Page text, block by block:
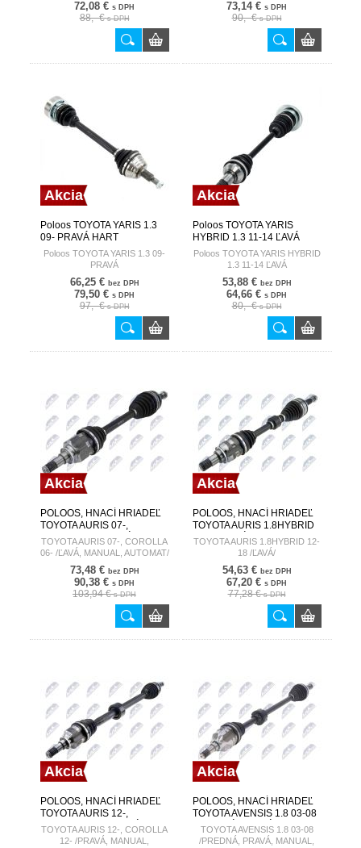
72,08 € s DPH
88,- €s DPH
73,14 € s DPH
90,- €s DPH
Akcia
Poloos TOYOTA YARIS 1.3
09- PRAVÁ HART
Poloos TOYOTA YARIS 1.3 09-
PRAVÁ
66,25 € bez DPH
79,50 € s DPH
97,- €s DPH
Akcia
Poloos TOYOTA YARIS
HYBRID 1.3 11-14 ĽAVÁ
HART
Poloos TOYOTA YARIS HYBRID
1.3 11-14 ĽAVÁ
53,88 € bez DPH
64,66 € s DPH
80,- €s DPH
Akcia
POLOOS, HNACÍ HRIADEĽ
TOYOTA AURIS 07-,
COROLLA 06- /ĽAVÁ,
MANUAL, AUTOMAT/ 43420-
TOYOTA AURIS 07-, COROLLA
06- /ĽAVÁ, MANUAL, AUTOMAT/
73,48 € bez DPH
90,38 € s DPH
103,94 €s DPH
Akcia
POLOOS, HNACÍ HRIADEĽ
TOYOTA AURIS 1.8HYBRID
12-18 /ĽAVÁ/ 4342002A90
TOYOTA AURIS 1.8HYBRID 12-
18 /ĽAVÁ/
54,63 € bez DPH
67,20 € s DPH
77,28 €s DPH
Akcia
POLOOS, HNACÍ HRIADEĽ
TOYOTA AURIS 12-,
COROLLA 12- /PRAVÁ,
MANUAL, AUTOMAT CVT/
TOYOTA AURIS 12-, COROLLA
12- /PRAVÁ, MANUAL,
Akcia
POLOOS, HNACÍ HRIADEĽ
TOYOTA AVENSIS 1.8 03-08
/PREDNÁ, PRAVÁ, MANUAL,
AUTOMAT/ 43410-12B00
TOYOTA AVENSIS 1.8 03-08
/PREDNÁ, PRAVÁ, MANUAL,